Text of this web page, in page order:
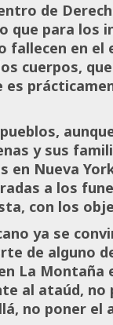
de
que para los
fallecen en
cuerpos,
es
y sus
en Nueva
a los
con los
ya se
de alguno
La
al ataúd, no
no poner el